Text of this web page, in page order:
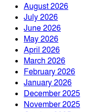
August 2026
July 2026
June 2026
May 2026
April 2026
March 2026
February 2026
January 2026
December 2025
November 2025